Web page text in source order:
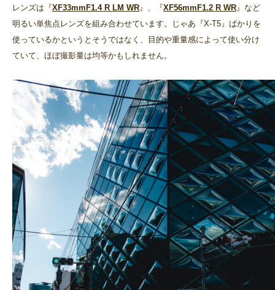
レンズは『XF33mmF1.4 R LM WR 』、『XF56mmF1.2 R WR 』など
明るい単焦点レンズを組み合わせています。じゃあ『X-T5』ばかりを
使っているかというとそうではなく、目的や重量感によって使い分け
ていて、ほぼ撮影量は均等かもしれません。